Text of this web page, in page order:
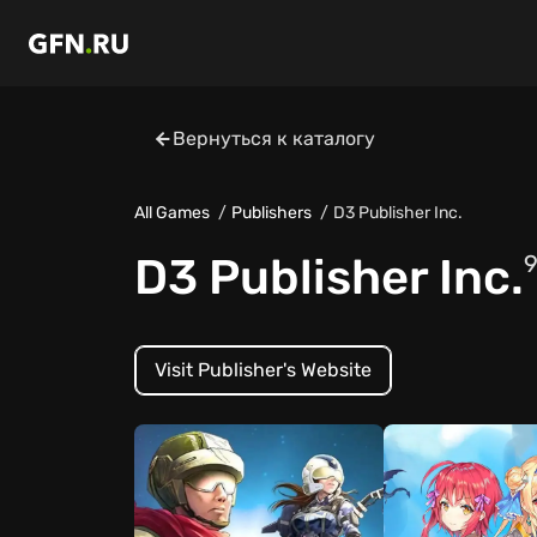
Вернуться к каталогу
All Games Publishers D3 Publisher Inc.
D3 Publisher Inc.9
Visit Publisher's Website